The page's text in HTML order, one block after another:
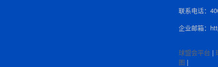
联系电话：
企业邮箱：
球盟会平台 |
图 |